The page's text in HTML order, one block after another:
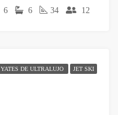
6 6 34 12
YATES DE ULTRALUJO JET SKI